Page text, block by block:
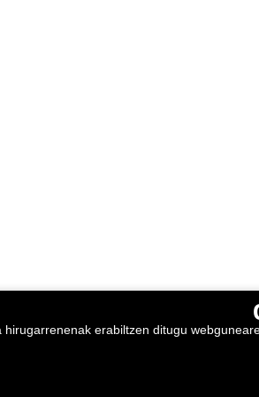
hirugarrenenak erabiltzen ditugu